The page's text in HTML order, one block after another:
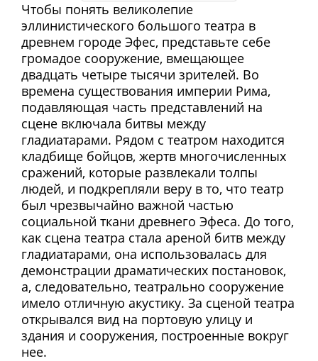
Чтобы понять великолепие
эллинистического большого театра в
древнем городе Эфес, представьте себе
громадое сооружение, вмещающее
двадцать четыре тысячи зрителей. Во
времена существования империи Рима,
подавляющая часть представлений на
сцене включала битвы между
гладиатарами. Рядом с театром находится
кладбище бойцов, жертв многочисленных
сражений, которые развлекали толпы
людей, и подкрепляли веру в то, что театр
был чрезвычайно важной частью
социальной ткани древнего Эфеса. До того,
как сцена театра стала ареной битв между
гладиатарами, она использовалась для
демонстрации драматических постановок,
а, следовательно, театрально сооружение
имело отличную акустику. За сценой театра
открывался вид на портовую улицу и
здания и сооружения, построенные вокруг
нее.